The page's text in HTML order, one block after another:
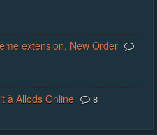
extension, New Order
à Allods Online
8